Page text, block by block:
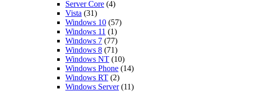
Server Core (4)
Vista (31)
Windows 10 (57)
Windows 11 (1)
Windows 7 (77)
Windows 8 (71)
Windows NT (10)
Windows Phone (14)
Windows RT (2)
Windows Server(11)